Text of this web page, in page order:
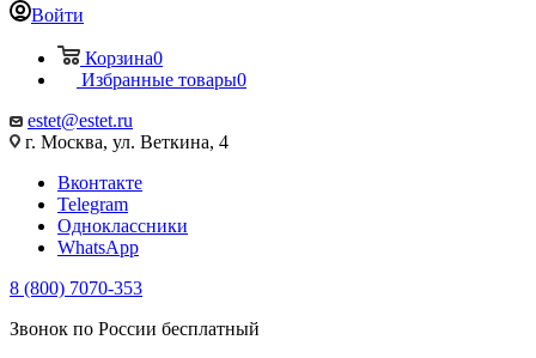
Войти
Корзина0
Избранные товары0
estet@estet.ru
г. Москва, ул. Веткина, 4
Вконтакте
Telegram
Одноклассники
WhatsApp
8 (800) 7070-353
Звонок по России бесплатный